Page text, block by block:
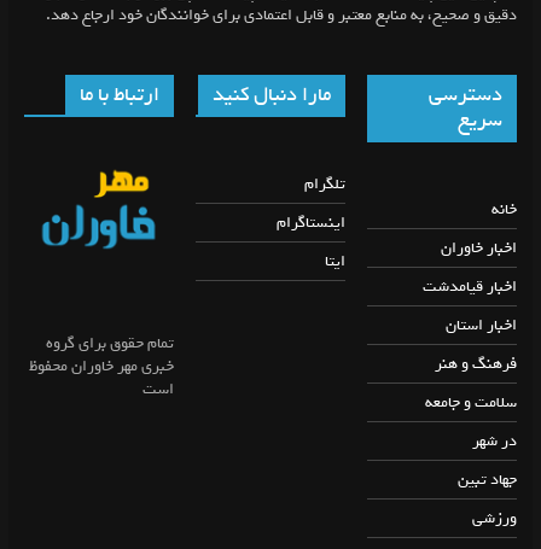
دقیق و صحیح، به منابع معتبر و قابل اعتمادی برای خوانندگان خود ارجاع دهد.
دسترسی
سریع
خانه
اخبار خاوران
اخبار قیامدشت
اخبار استان
فرهنگ و هنر
سلامت و جامعه
در شهر
جهاد تبین
ورزشی
مارا دنبال کنید
تلگرام
اینستاگرام
ایتا
ارتباط با ما
تمام حقوق برای گروه
خبری مهر خاوران محفوظ
است